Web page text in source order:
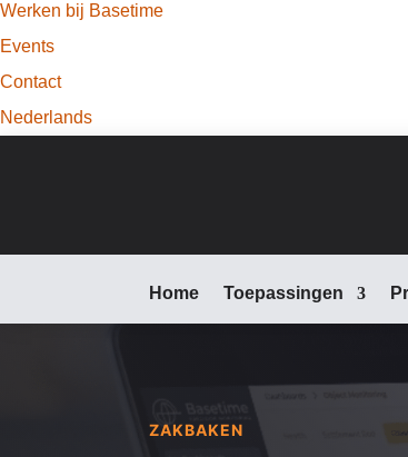
Werken bij Basetime
Events
Contact
Nederlands
Home Toepassingen
ZAKBAKEN